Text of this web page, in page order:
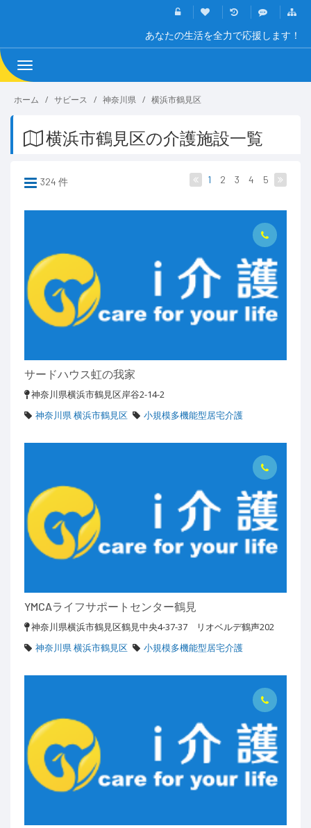
あなたの生活を全力で応援します！
Toggle
navigation
ホーム サビース 神奈川県 横浜市鶴見区
横浜市鶴見区の介護施設一覧
324 件 1 2 3 4 5
サードハウス虹の我家
神奈川県横浜市鶴見区岸谷2-14-2
神奈川県 横浜市鶴見区
小規模多機能型居宅介護
YMCAライフサポートセンター鶴見
神奈川県横浜市鶴見区鶴見中央4-37-37 リオベルデ鶴声202
神奈川県 横浜市鶴見区
小規模多機能型居宅介護